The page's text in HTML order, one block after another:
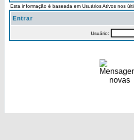
Esta informação é baseada em Usuários Ativos nos
Entrar
Usuário: